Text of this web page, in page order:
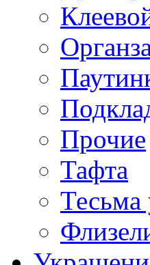
Прочие
Тафта
Тесьма